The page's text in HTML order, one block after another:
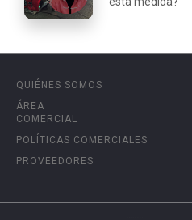
QUIÉNES SOMOS
ÁREA
COMERCIAL
POLÍTICAS COMERCIALES
PROVEEDORES